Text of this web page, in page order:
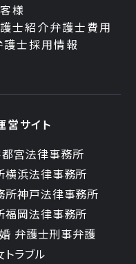
様
士紹介弁護士費用
護士採用情報
営サイト
宮法律事務所
横浜法律事務所
所神戸法律事務所
福岡法律事務所
弁護士刑事弁護
トラブル